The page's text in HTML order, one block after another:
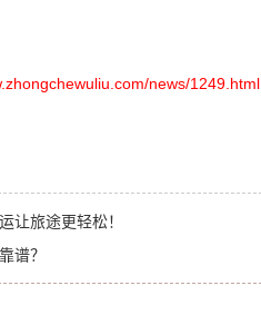
news/1249.html
让旅途更轻松！
谱？